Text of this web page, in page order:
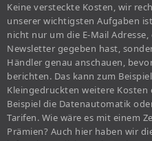
Keine versteckte Kosten, wir
unserer wichtigsten Aufgaben
nicht nur um die E-Mail
Newsletter gegeben hast,
Händler genau anschauen,
berichten. Das kann zum
Kleingedruckten weitere
Beispiel die Datenautomatik
Tarifen. Wie wäre es mit einem
Prämien? Auch hier haben wir